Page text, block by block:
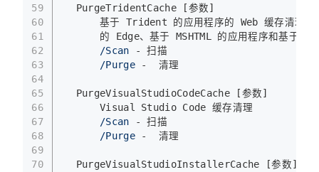
59
60
61
62
63
64
65
66
67
68
69
70
  PurgeTridentCache [参数]
基于 Trident 的应用程序的 Web 缓存清理
的 Edge、基于 MSHTML 的应用程序和基于
/Scan - 扫描
/Purge -  清理
  PurgeVisualStudioCodeCache [参数]
      Visual Studio Code 缓存清理
/Scan - 扫描
/Purge -  清理
  PurgeVisualStudioInstallerCache [参数]